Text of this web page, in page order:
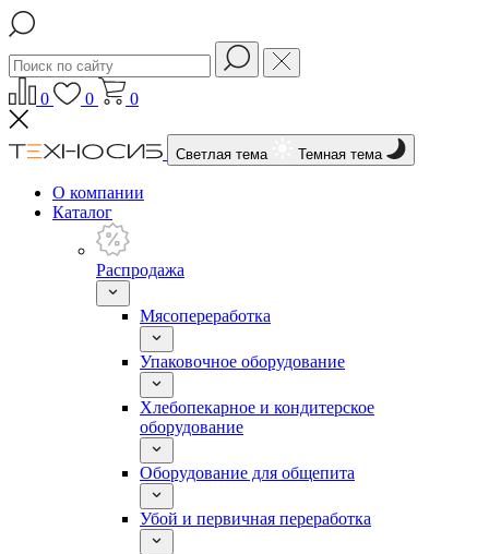
0 0 0
Светлая тема Темная тема
О компании
Каталог
Распродажа
Мясопереработка
Упаковочное оборудование
Хлебопекарное и кондитерское
оборудование
Оборудование для общепита
Убой и первичная переработка